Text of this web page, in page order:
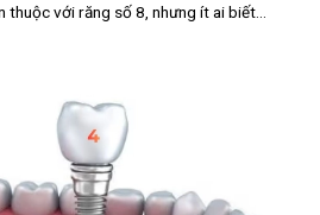
thuộc với răng số 8, nhưng ít ai biết…